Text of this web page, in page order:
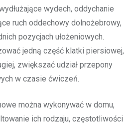
wydech, oddychanie
ruch oddechowy dolnożebrowy,
pozycjach ułożeniowych.
jedną część klatki piersiowej,
zwiększać udział przepony
w czasie ćwiczeń.
można wykonywać w domu,
ich rodzaju, częstotliwości